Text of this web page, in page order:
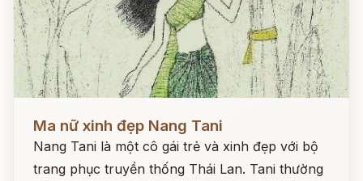
Ma nữ xinh đẹp Nang Tani
Nang Tani là một cô gái trẻ và xinh đẹp với bộ
trang phục truyền thống Thái Lan. Tani thường